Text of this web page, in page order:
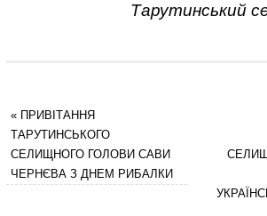
Тарутинський
«ПРИВІТАННЯ
ТАРУТИНСЬКОГО
СЕЛИЩНОГО ГОЛОВИ САВИ
ЧЕРНЄВА З ДНЕМ РИБАЛКИ